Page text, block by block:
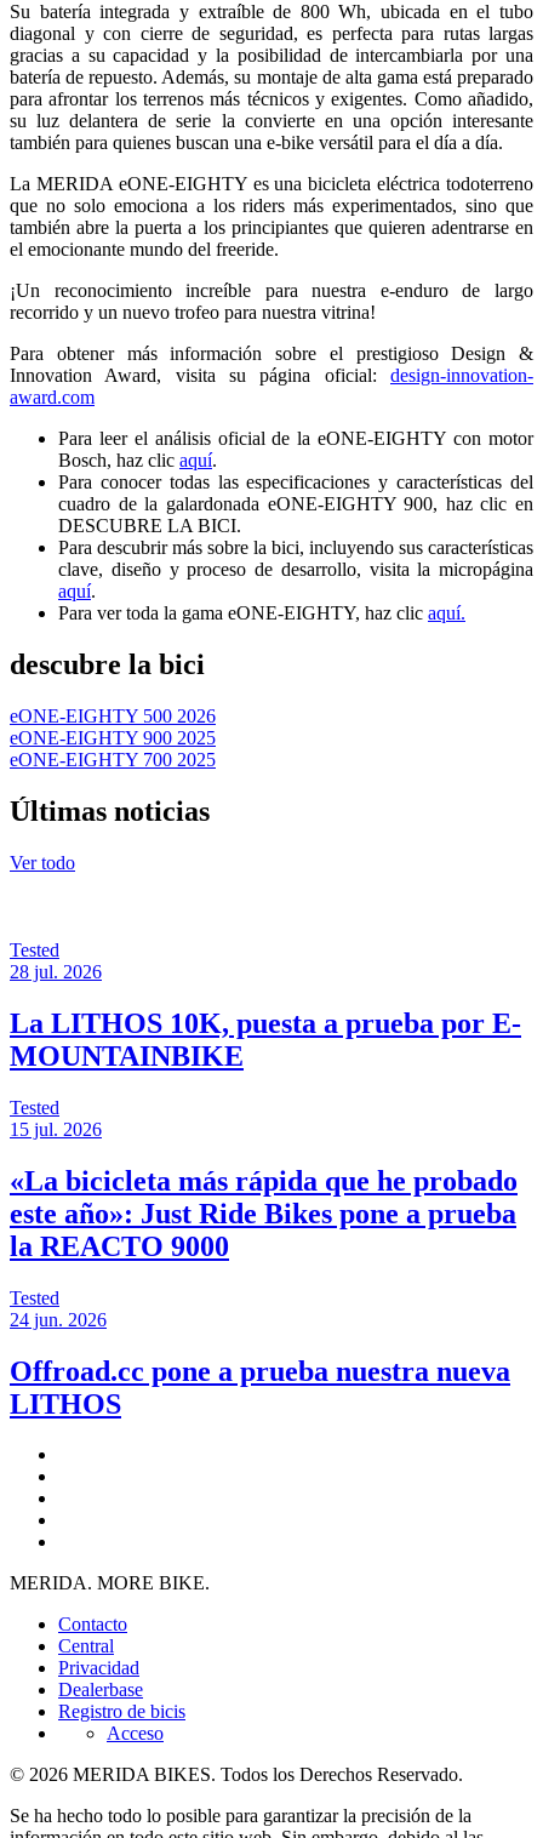
Su batería integrada y extraíble de 800 Wh, ubicada en el tubo
diagonal y con cierre de seguridad, es perfecta para rutas largas
gracias a su capacidad y la posibilidad de intercambiarla por una
batería de repuesto. Además, su montaje de alta gama está preparado
para afrontar los terrenos más técnicos y exigentes. Como añadido,
su luz delantera de serie la convierte en una opción interesante
también para quienes buscan una e-bike versátil para el día a día.
La MERIDA eONE-EIGHTY es una bicicleta eléctrica todoterreno
que no solo emociona a los riders más experimentados, sino que
también abre la puerta a los principiantes que quieren adentrarse en
el emocionante mundo del freeride.
¡Un reconocimiento increíble para nuestra e-enduro de largo
recorrido y un nuevo trofeo para nuestra vitrina!
Para obtener más información sobre el prestigioso Design &
Innovation Award, visita su página oficial: design-innovation-
award.com
Para leer el análisis oficial de la eONE-EIGHTY con motor
Bosch, haz clic aquí.
Para conocer todas las especificaciones y características del
cuadro de la galardonada eONE-EIGHTY 900, haz clic en
DESCUBRE LA BICI.
Para descubrir más sobre la bici, incluyendo sus características
clave, diseño y proceso de desarrollo, visita la micropágina
aquí.
Para ver toda la gama eONE-EIGHTY, haz clic aquí.
descubre la bici
eONE-EIGHTY 500 2026
eONE-EIGHTY 900 2025
eONE-EIGHTY 700 2025
Últimas noticias
Ver todo
Tested
28 jul. 2026
La LITHOS 10K, puesta a prueba por E-
MOUNTAINBIKE
Tested
15 jul. 2026
«La bicicleta más rápida que he probado
este año»: Just Ride Bikes pone a prueba
la REACTO 9000
Tested
24 jun. 2026
Offroad.cc pone a prueba nuestra nueva
LITHOS
MERIDA. MORE BIKE.
Contacto
Central
Privacidad
Dealerbase
Registro de bicis
Acceso
© 2026 MERIDA BIKES. Todos los Derechos Reservado.
Se ha hecho todo lo posible para garantizar la precisión de la